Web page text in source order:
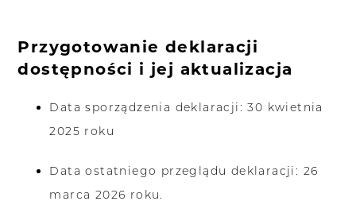
Przygotowanie deklaracji
dostępności i jej aktualizacja
Data sporządzenia deklaracji: 30 kwietnia
2025 roku
Data ostatniego przeglądu deklaracji: 26
marca 2026 roku.